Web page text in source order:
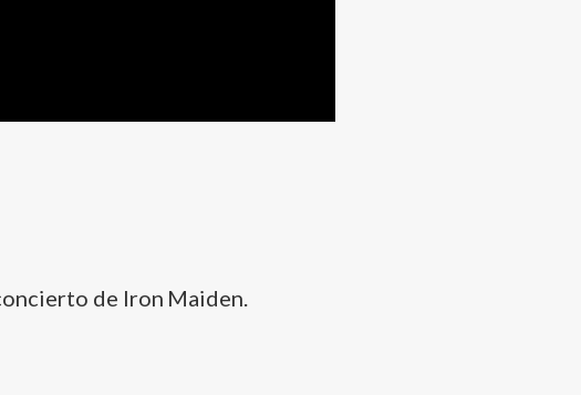
de Iron Maiden.